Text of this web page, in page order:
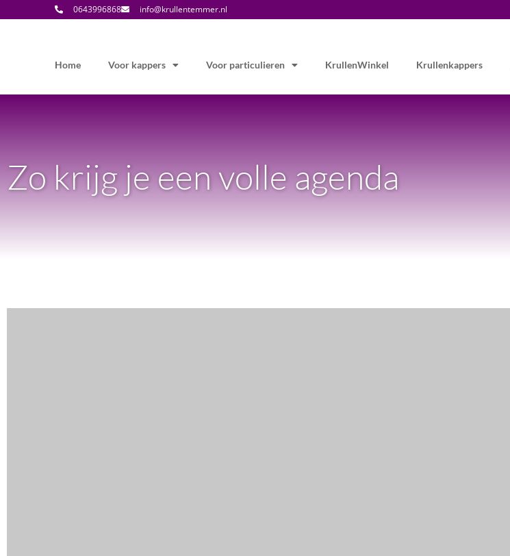
0643996868 info@krullentemmer.nl
Home Voor kappers Voor particulieren KrullenWinkel Krullenkappers
Zo krijg je een volle agenda